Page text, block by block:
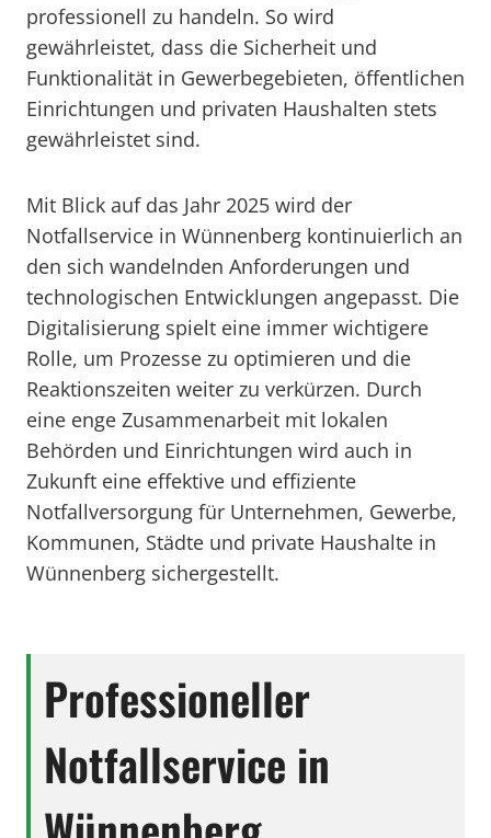
professionell zu handeln. So wird
gewährleistet, dass die Sicherheit und
Funktionalität in Gewerbegebieten, öffentlichen
Einrichtungen und privaten Haushalten stets
gewährleistet sind.
Mit Blick auf das Jahr 2025 wird der
Notfallservice in Wünnenberg kontinuierlich an
den sich wandelnden Anforderungen und
technologischen Entwicklungen angepasst. Die
Digitalisierung spielt eine immer wichtigere
Rolle, um Prozesse zu optimieren und die
Reaktionszeiten weiter zu verkürzen. Durch
eine enge Zusammenarbeit mit lokalen
Behörden und Einrichtungen wird auch in
Zukunft eine effektive und effiziente
Notfallversorgung für Unternehmen, Gewerbe,
Kommunen, Städte und private Haushalte in
Wünnenberg sichergestellt.
Professioneller
Notfallservice in